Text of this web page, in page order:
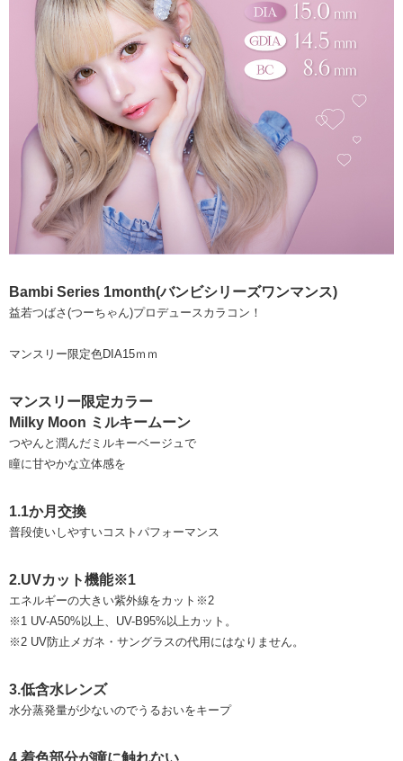
Bambi Series 1month(バンビシリーズワンマンス)
益若つばさ(つーちゃん)プロデュースカラコン！
マンスリー限定色DIA15ｍｍ
マンスリー限定カラー
Milky Moon ミルキームーン
つやんと潤んだミルキーベージュで
瞳に甘やかな立体感を
1.1か月交換
普段使いしやすいコストパフォーマンス
2.UVカット機能※1
エネルギーの大きい紫外線をカット※2
※1 UV-A50%以上、UV-B95%以上カット。
※2 UV防止メガネ・サングラスの代用にはなりません。
3.低含水レンズ
水分蒸発量が少ないのでうるおいをキープ
4.着色部分が瞳に触れない